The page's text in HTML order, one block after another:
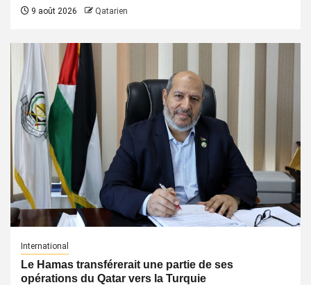
9 août 2026 Qatarien
International
Le Hamas transférerait une partie de ses
opérations du Qatar vers la Turquie